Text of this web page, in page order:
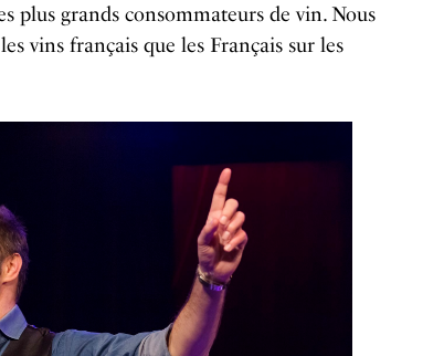
plus grands consommateurs de vin. Nous
vins français que les Français sur les